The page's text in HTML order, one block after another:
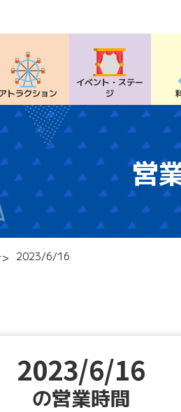
アトラクション
イベント・ ステー
ジ
営
2023/6/16
2023/6/16
の営業時間